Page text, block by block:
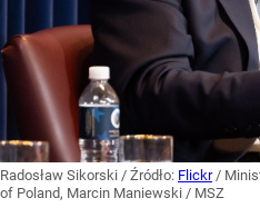
Radosław Sikorski / Źródło: Flickr /
of Poland, Marcin Maniewski / MSZ